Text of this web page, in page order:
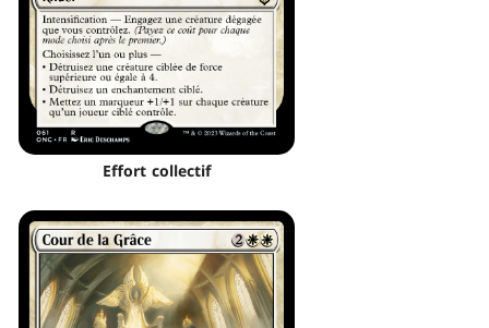
Effort collectif